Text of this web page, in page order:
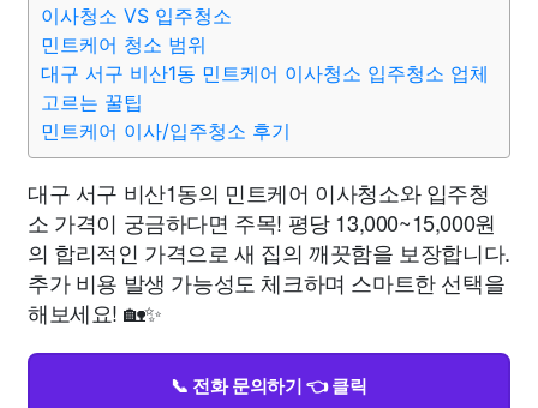
이사청소 VS 입주청소
민트케어 청소 범위
대구 서구 비산1동 민트케어 이사청소 입주청소 업체
고르는 꿀팁
민트케어 이사/입주청소 후기
대구 서구 비산1동의 민트케어 이사청소와 입주청
소 가격이 궁금하다면 주목! 평당 13,000~15,000원
의 합리적인 가격으로 새 집의 깨끗함을 보장합니다.
추가 비용 발생 가능성도 체크하며 스마트한 선택을
해보세요! 🏡✨
📞 전화 문의하기 👈 클릭